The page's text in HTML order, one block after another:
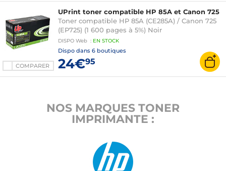
COMPARER
UPrint toner compatible HP 85A et Canon 725
Toner compatible HP 85A (CE285A) / Canon 725
(EP725) (1 600 pages à 5%) Noir
DISPO Web : EN STOCK
Dispo dans 6 boutiques
24€95
NOS MARQUES TONER
IMPRIMANTE :